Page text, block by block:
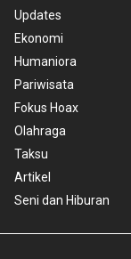
Updates
Ekonomi
Humaniora
Pariwisata
Fokus Hoax
Olahraga
Taksu
Artikel
Seni dan Hiburan